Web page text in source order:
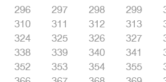
296 297 298 299
310 311 312 313
324 325 326 327
338 339 340 341
352 353 354 355